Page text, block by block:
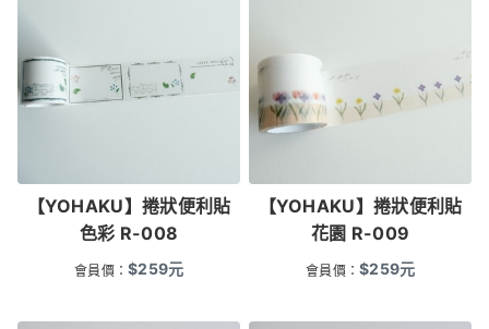
【YOHAKU】捲狀便利貼
色彩 R-008
會員價：$259元
【YOHAKU】捲狀便利貼
花園 R-009
會員價：$259元